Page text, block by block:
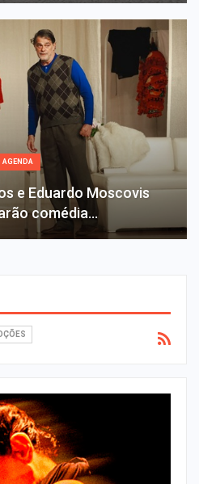
AGENDA
e Eduardo Moscovis
comédia…